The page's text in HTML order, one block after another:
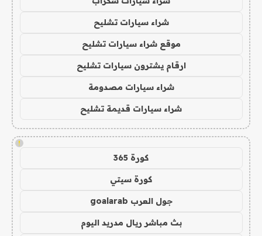
شراء سيارات تشليح
موقع شراء سيارات تشليح
ارقام يشترون سيارات تشليح
شراء سيارات مصدومة
شراء سيارات قديمة تشليح
!
كورة 365
كورة سيتي
جول العرب goalarab
بث مباشر ريال مدريد اليوم